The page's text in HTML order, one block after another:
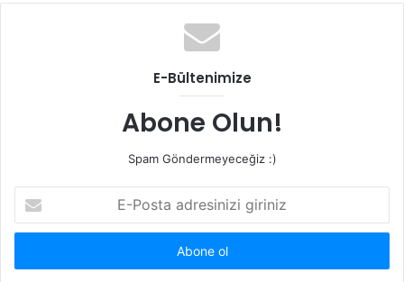
E-Bültenimize
Abone Olun!
Spam Göndermeyeceğiz :)
Posta
adresinizi